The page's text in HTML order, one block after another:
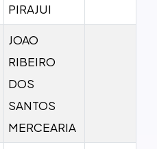
PIRAJUI
JOAO
RIBEIRO
DOS
SANTOS
MERCEARIA